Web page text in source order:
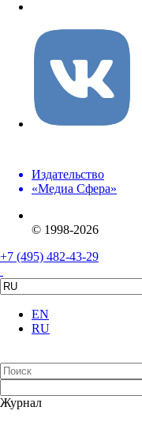
Издательство
«Медиа Сфера»
© 1998-2026
+7 (495) 482-43-29
EN
RU
Журнал